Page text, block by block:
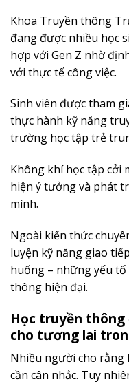
Khoa Truyền thông
đang được nhiều học
hợp với Gen Z nhờ
với thực tế công việc.
Sinh viên được tham
thực hành kỹ năng
trường học tập trẻ
Không khí học tập
hiện ý tưởng và phát
mình.
Ngoài kiến thức
luyện kỹ năng giao
huống – những yếu
thông hiện đại.
Học truyền
cho tương lai
Nhiều người cho rằng
cần cân nhắc. Tuy